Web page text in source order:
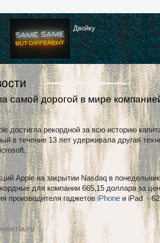
Двойку
самой дорогой в мире
г. в 10:39
достигла рекордной за всю историю
в течение 13 лет удерживала другая
Apple на закрытии Nasdaq в
для компании 665,15 доллара за
производителя гаджетовiPhone и iPad -
ria.ru